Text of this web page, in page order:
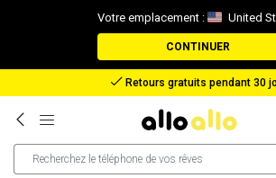
Votre emplacement : United
CONTINUER
Remboursement en cas de perte